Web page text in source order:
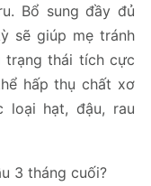
Bổ sung đầy đủ
sẽ giúp mẹ tránh
trạng thái tích cực
hấp thụ chất xơ
loại hạt, đậu, rau